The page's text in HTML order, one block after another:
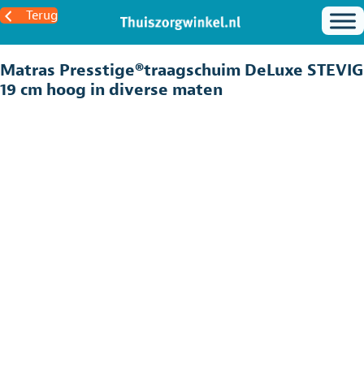
Terug
Matras Presstige®traagschuim DeLuxe STEVIG
19 cm hoog in diverse maten